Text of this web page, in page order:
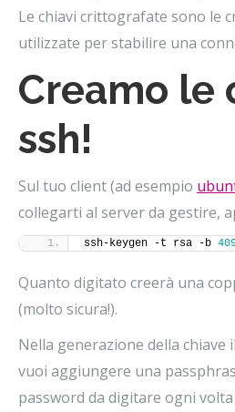
Le chiavi crittografate sono le
utilizzate per stabilire una
Creamo le
ssh!
Sul tuo client (ad esempio
collegarti al server da gestire,
ssh-keygen -t rsa -b
Quanto digitato creerà una
(molto sicura!).
Nella generazione della chiave
vuoi aggiungere una
password da digitare ogni